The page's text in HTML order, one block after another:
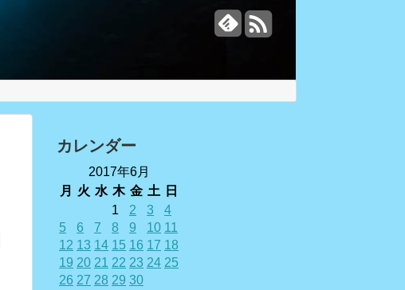
カレンダー
2017年6月
月
火 水 木 金 土 日
1 2 3
4
5
6 7 8 9 10 11
12 13 14 15 16 17 18
19 20 21 22 23 24 25
26 27 28 29 30